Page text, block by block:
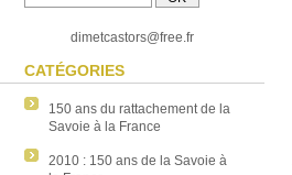
dimetcastors@free.fr
CATÉGORIES
150 ans du rattachement de la
Savoie à la France
2010 : 150 ans de la Savoie à